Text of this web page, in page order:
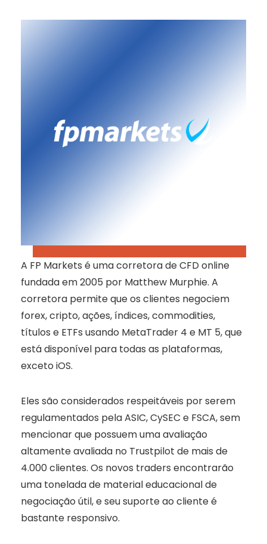
A FP Markets é uma corretora de CFD online
fundada em 2005 por Matthew Murphie. A
corretora permite que os clientes negociem
forex, cripto, ações, índices, commodities,
títulos e ETFs usando MetaTrader 4 e MT 5, que
está disponível para todas as plataformas,
exceto iOS.
Eles são considerados respeitáveis por serem
regulamentados pela ASIC, CySEC e FSCA, sem
mencionar que possuem uma avaliação
altamente avaliada no Trustpilot de mais de
4.000 clientes. Os novos traders encontrarão
uma tonelada de material educacional de
negociação útil, e seu suporte ao cliente é
bastante responsivo.